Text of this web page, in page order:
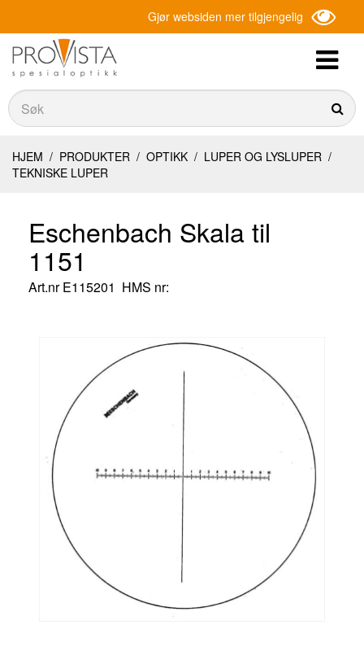
Gjør websiden mer tilgjengelig
Søk
Søk
HJEM / PRODUKTER / OPTIKK / LUPER OG LYSLUPER /
TEKNISKE LUPER
Eschenbach Skala til
1151
Art.nrE115201 HMS nr: